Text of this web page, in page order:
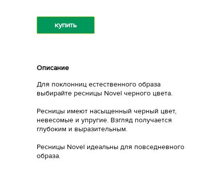
купить
Описание
Для поклонниц естественного образа
выбирайте ресницы Novel черного цвета.
Ресницы имеют насыщенный черный цвет,
невесомые и упругие. Взгляд получается
глубоким и выразительным.
Ресницы Novel идеальны для повседневного
образа.